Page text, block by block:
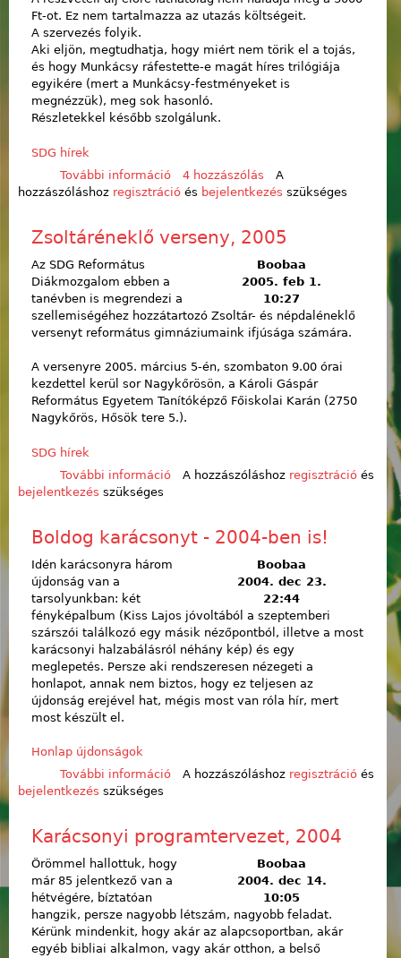
Ft-ot. Ez nem tartalmazza az utazás költségeit.
A szervezés folyik.
Aki eljön, megtudhatja, hogy miért nem törik el a tojás,
és hogy Munkácsy ráfestette-e magát híres trilógiája
egyikére (mert a Munkácsy-festményeket is
megnézzük), meg sok hasonló.
Részletekkel később szolgálunk.
SDG hírek
További információDebrecen, Debrecen, a te
határidba... tartalommal
4 hozzászólás
A
hozzászóláshoz regisztráció és bejelentkezés szükséges
Zsoltáréneklő verseny, 2005
Boobaa
2005. feb 1.
10:27
Az SDG Református
Diákmozgalom ebben a
tanévben is megrendezi a
szellemiségéhez hozzátartozó Zsoltár- és népdaléneklő
versenyt református gimnáziumaink ifjúsága számára.
A versenyre 2005. március 5-én, szombaton 9.00 órai
kezdettel kerül sor Nagykőrösön, a Károli Gáspár
Református Egyetem Tanítóképző Főiskolai Karán (2750
Nagykőrös, Hősök tere 5.).
SDG hírek
További információZsoltáréneklő verseny, 2005
A hozzászóláshoz regisztrációés
bejelentkezés szükséges
Boldog karácsonyt - 2004-ben is!
Boobaa
2004. dec 23.
22:44
Idén karácsonyra három
újdonság van a
tarsolyunkban: két
fényképalbum (Kiss Lajos jóvoltából a szeptemberi
szárszói találkozó egy másik nézőpontból, illetve a most
karácsonyi halzabálásról néhány kép) és egy
meglepetés. Persze aki rendszeresen nézegeti a
honlapot, annak nem biztos, hogy ez teljesen az
újdonság erejével hat, mégis most van róla hír, mert
most készült el.
Honlap újdonságok
További információBoldog karácsonyt - 2004-ben is!
A hozzászóláshoz regisztrációés
bejelentkezés szükséges
Karácsonyi programtervezet, 2004
Boobaa
2004. dec 14.
10:05
Örömmel hallottuk, hogy
már 85 jelentkező van a
hétvégére, bíztatóan
hangzik, persze nagyobb létszám, nagyobb feladat.
Kérünk mindenkit, hogy akár az alapcsoportban, akár
egyéb bibliai alkalmon, vagy akár otthon, a belső